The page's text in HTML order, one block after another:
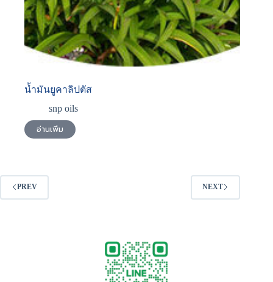
น้ำมันยูคาลิปตัส
snp oils
อ่านเพิ่ม
PREV NEXT